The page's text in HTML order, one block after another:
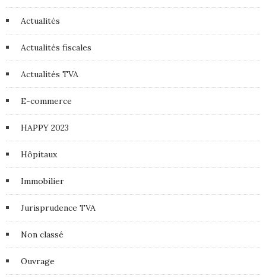
Actualités
Actualités fiscales
Actualités TVA
E-commerce
HAPPY 2023
Hôpitaux
Immobilier
Jurisprudence TVA
Non classé
Ouvrage